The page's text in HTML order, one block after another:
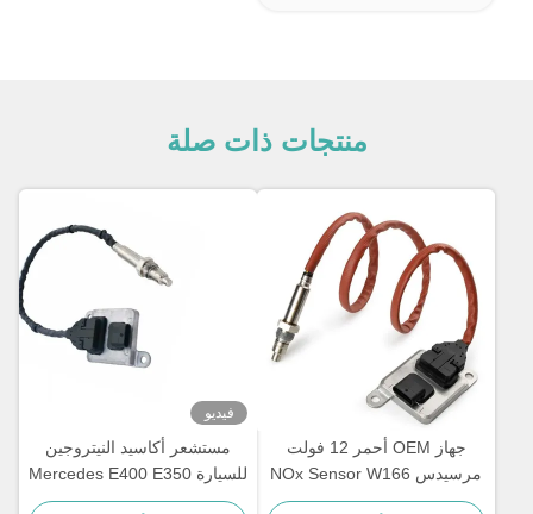
منتجات ذات صلة
جهاز OEM أحمر 12 فولت
مرسيدس NOx Sensor W166
W172 W205 W221 W212
فيديو
مستشعر أكاسيد النيتروجين
للسيارة Mercedes E400 E350
12V 5WK96681C